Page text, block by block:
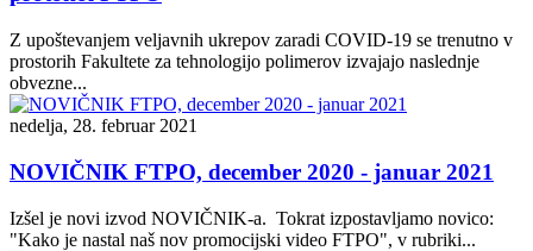
Z upoštevanjem veljavnih ukrepov zaradi COVID-19 se trenutno v
prostorih Fakultete za tehnologijo polimerov izvajajo naslednje
obvezne...
nedelja, 28. februar 2021
NOVIČNIK FTPO, december 2020 - januar 2021
Izšel je novi izvod NOVIČNIK-a. Tokrat izpostavljamo novico:
"Kako je nastal naš nov promocijski video FTPO", v rubriki...